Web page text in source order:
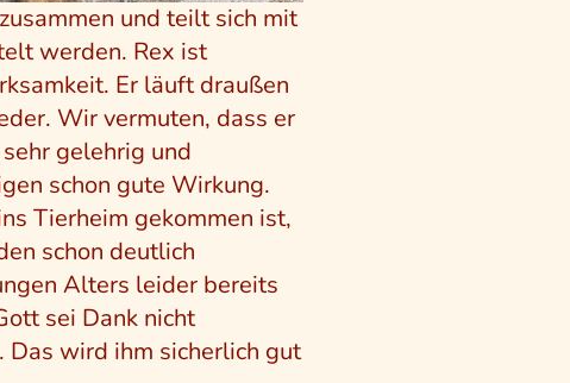
und teilt sich mit
werden. Rex ist
Er läuft draußen
Wir vermuten, dass er
gelehrig und
schon gute Wirkung.
Tierheim gekommen ist,
schon deutlich
Alters leider bereits
sei Dank nicht
Das wird ihm sicherlich gut